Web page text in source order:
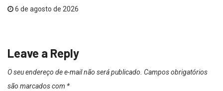
6 de agosto de 2026
Leave a Reply
O seu endereço de e-mail não será publicado. Campos obrigatórios
são marcados com *